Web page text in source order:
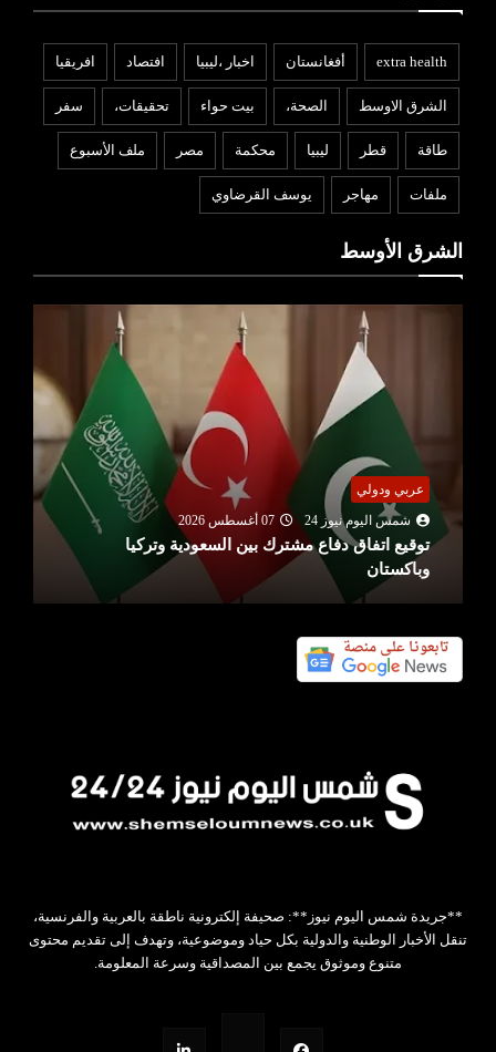
extra health أفغانستان اخبار ،ليبيا افتصاد افريقيا
الشرق الاوسط الصحة، بيت حواء تحقيقات، سفر
طاقة قطر ليبيا محكمة مصر ملف الأسبوع
ملفات مهاجر يوسف القرضاوي
الشرق الأوسط
عربي ودولي
شمس اليوم نيوز 24
07 أغسطس 2026
توقيع اتفاق دفاع مشترك بين السعودية وتركيا
وباكستان
**جريدة شمس اليوم نيوز**: صحيفة إلكترونية ناطقة بالعربية والفرنسية،
تنقل الأخبار الوطنية والدولية بكل حياد وموضوعية، وتهدف إلى تقديم محتوى
متنوع وموثوق يجمع بين المصداقية وسرعة المعلومة.